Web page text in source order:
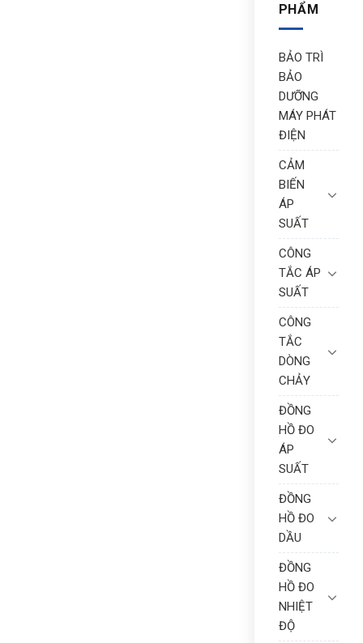
PHẨM
BẢO TRÌ
BẢO
DƯỠNG
MÁY PHÁT
ĐIỆN
CẢM
BIẾN
ÁP
SUẤT
CÔNG
TẮC ÁP
SUẤT
CÔNG
TẮC
DÒNG
CHẢY
ĐỒNG
HỒ ĐO
ÁP
SUẤT
ĐỒNG
HỒ ĐO
DẦU
ĐỒNG
HỒ ĐO
NHIỆT
ĐỘ